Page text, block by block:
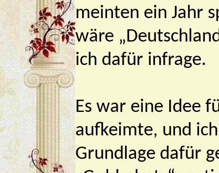
meinten ein Jahr
wäre
ich dafür infrage.
Es war eine Idee
aufkeimte, und
Grundlage dafür